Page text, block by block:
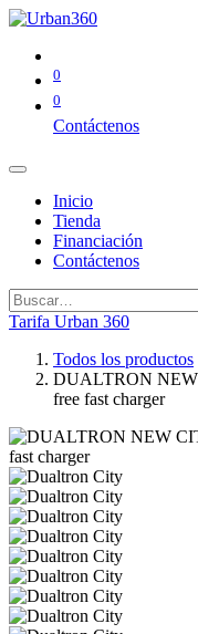
0
0
Contáctenos
Inicio
Tienda
Financiación
Contáctenos
Tarifa Urban 360
Todos los productos
DUALTRON
free fast charger